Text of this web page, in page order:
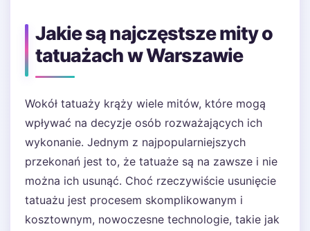
Jakie są najczęstsze mity o
tatuażach w Warszawie
Wokół tatuaży krąży wiele mitów, które mogą
wpływać na decyzje osób rozważających ich
wykonanie. Jednym z najpopularniejszych
przekonań jest to, że tatuaże są na zawsze i nie
można ich usunąć. Choć rzeczywiście usunięcie
tatuażu jest procesem skomplikowanym i
kosztownym, nowoczesne technologie, takie jak